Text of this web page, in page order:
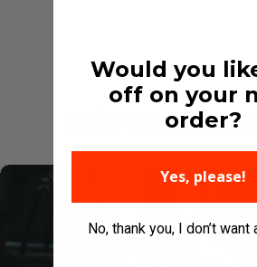
SOBREEL
Would you
off on your
order?
Yes, please!
No, thank you, I don’t